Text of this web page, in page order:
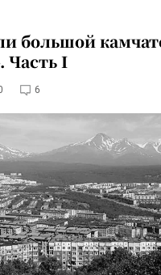
большой
Часть I
6